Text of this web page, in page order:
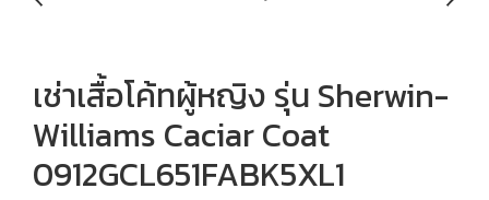
เช่าเสื้อโค้ทผู้หญิง รุ่น Sherwin-
Williams Caciar Coat
0912GCL651FABK5XL1